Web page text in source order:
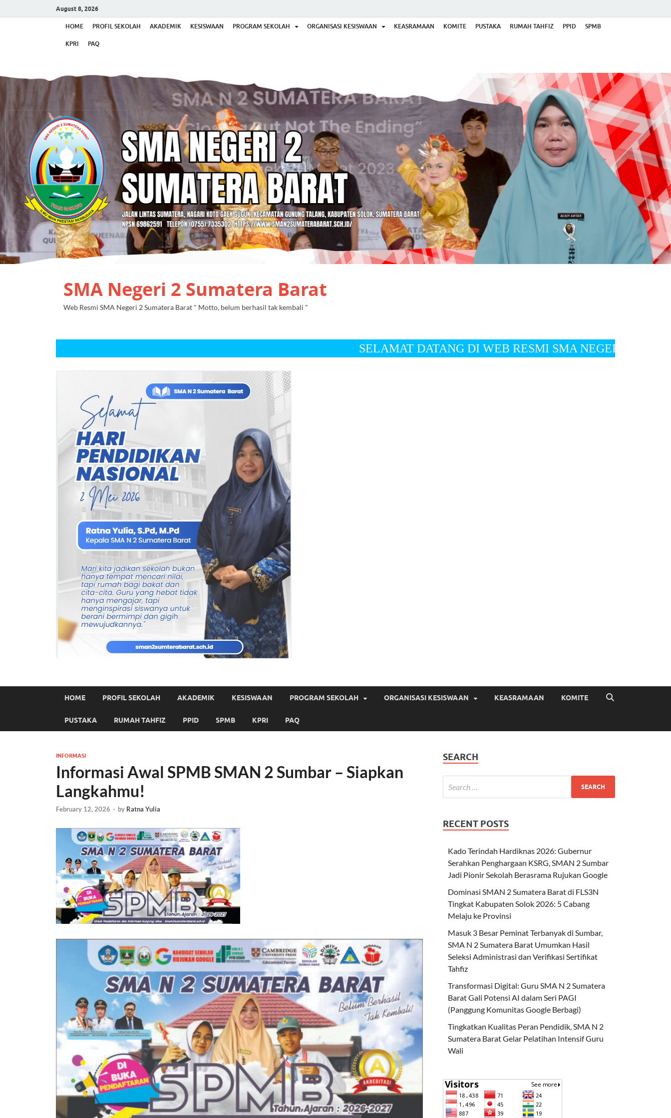
August 8, 2026
HOME PROFIL SEKOLAH AKADEMIK KESISWAAN PROGRAM SEKOLAH ORGANISASI KESISWAAN KEASRAMAAN KOMITE PUSTAKA RUMAH TAHFIZ PPID SPMB
KPRI PAQ
SMA Negeri 2 Sumatera Barat
Web Resmi SMA Negeri 2 Sumatera Barat " Motto, belum berhasil tak kembali "
SELAMAT DATANG DI WEB RESMI SMA NEGERI 2 SUMATERA
HOME PROFIL SEKOLAH AKADEMIK KESISWAAN PROGRAM SEKOLAH ORGANISASI KESISWAAN KEASRAMAAN KOMITE
PUSTAKA RUMAH TAHFIZ PPID SPMB KPRI PAQ
INFORMASI
Informasi Awal SPMB SMAN 2 Sumbar – Siapkan
Langkahmu!
February 12, 2026 - by Ratna Yulia
SEARCH
RECENT POSTS
Kado Terindah Hardiknas 2026: Gubernur
Serahkan Penghargaan KSRG, SMAN 2 Sumbar
Jadi Pionir Sekolah Berasrama Rujukan Google
Dominasi SMAN 2 Sumatera Barat di FLS3N
Tingkat Kabupaten Solok 2026: 5 Cabang
Melaju ke Provinsi
Masuk 3 Besar Peminat Terbanyak di Sumbar,
SMA N 2 Sumatera Barat Umumkan Hasil
Seleksi Administrasi dan Verifikasi Sertifikat
Tahfiz
Transformasi Digital: Guru SMA N 2 Sumatera
Barat Gali Potensi AI dalam Seri PAGI
(Panggung Komunitas Google Berbagi)
Tingkatkan Kualitas Peran Pendidik, SMA N 2
Sumatera Barat Gelar Pelatihan Intensif Guru
Wali